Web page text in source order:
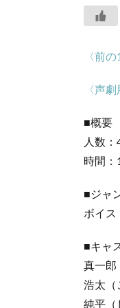
〈前
〈声
■概要
人数：
時間：
■ジャ
ボイス
■キャ
真一
浩太
純平（